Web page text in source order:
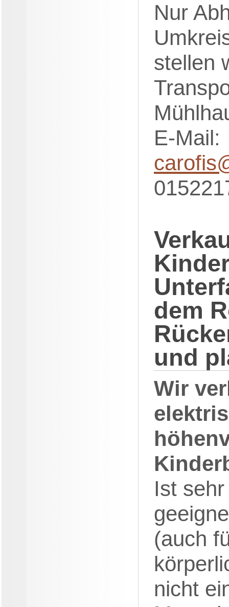
Nur
stellen
E-Mail:
dem
und
Wir
Ist sehr
(auch
nicht